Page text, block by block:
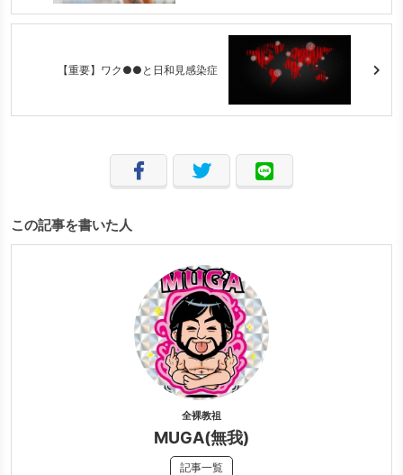
【重要】ワク●●と日和見感染症
この記事を書いた人
全裸教祖
MUGA(無我)
記事一覧